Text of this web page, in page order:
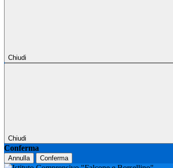
Chiudi
Chiudi
Conferma
Annulla Conferma